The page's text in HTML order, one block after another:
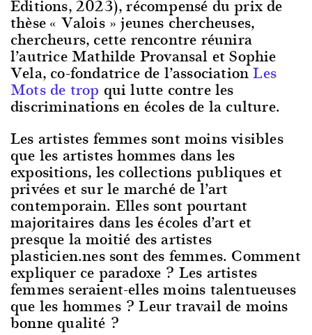
Éditions, 2023), récompensé du prix de
thèse « Valois » jeunes chercheuses,
chercheurs, cette rencontre réunira
l’autrice Mathilde Provansal et Sophie
Vela, co-fondatrice de l’associationLes
Mots de trop qui lutte contre les
discriminations en écoles de la culture.
Les artistes femmes sont moins visibles
que les artistes hommes dans les
expositions, les collections publiques et
privées et sur le marché de l’art
contemporain. Elles sont pourtant
majoritaires dans les écoles d’art et
presque la moitié des artistes
plasticien.nes sont des femmes. Comment
expliquer ce paradoxe ? Les artistes
femmes seraient-elles moins talentueuses
que les hommes ? Leur travail de moins
bonne qualité ?